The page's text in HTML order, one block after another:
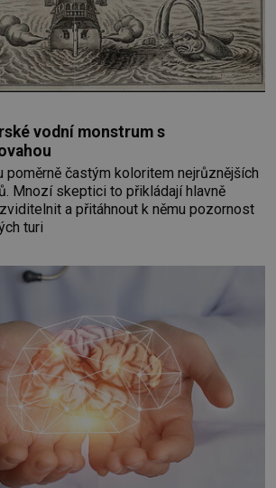
vodní monstrum s
poměrně častým koloritem nejrůznějších
Mnozí skeptici to přikládají hlavně
a přitáhnout k němu pozornost
turi